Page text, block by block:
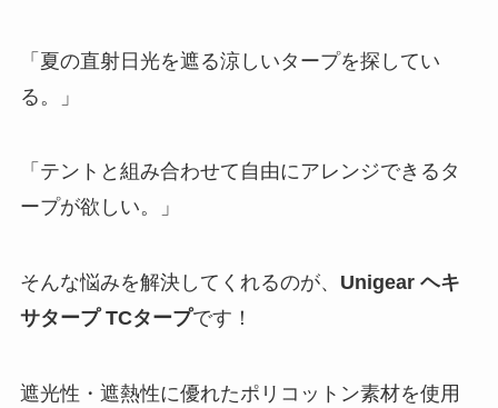
「夏の直射日光を遮る涼しいタープを探してい
る。」
「テントと組み合わせて自由にアレンジできるタ
ープが欲しい。」
そんな悩みを解決してくれるのが、 Unigear ヘキ
サタープ TCタープです！
遮光性・遮熱性に優れたポリコットン素材を使用